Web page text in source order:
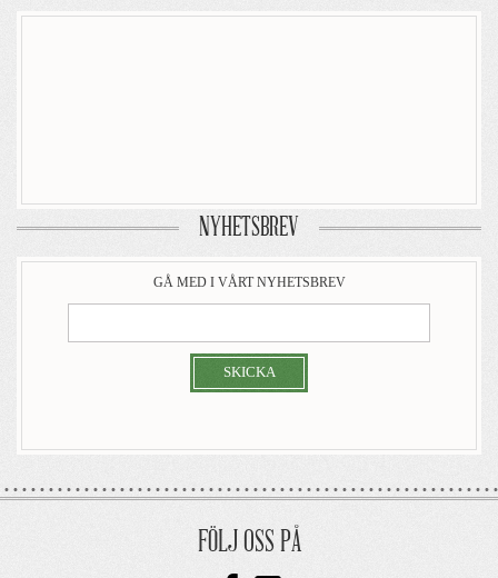
NYHETSBREV
GÅ MED I VÅRT NYHETSBREV
SKICKA
FÖLJ OSS PÅ